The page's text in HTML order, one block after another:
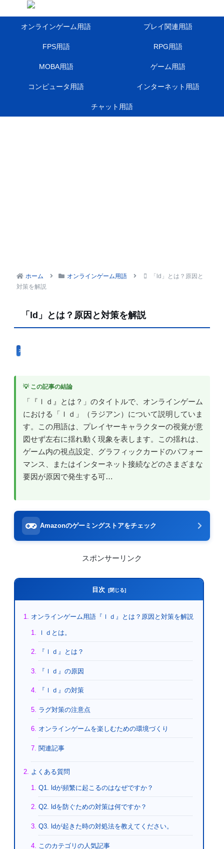
オンラインゲーム用語 プレイ関連用語
FPS用語 RPG用語
MOBA用語 ゲーム用語
コンピュータ用語 インターネット用語
チャット用語
ホーム オンラインゲーム用語
「ld」とは？原因と
対策を解説
「ld」とは？原因と対策を解説
オンラインゲーム用語
💡 この記事の結論
「『ｌｄ』とは？」のタイトルで、オンラインゲーム
における「ｌｄ」（ラジアン）について説明していま
す。この用語は、プレイヤーキャラクターの視覚が意
図せず左右に揺れ動く現象を表します。この揺れは、
ゲーム内の視点設定、グラフィックカードのパフォー
マンス、またはインターネット接続などのさまざまな
要因が原因で発生する可…
Amazonのゲーミングストアをチェック
スポンサーリンク
目次
オンラインゲーム用語『ｌｄ』とは？原因と対策を解説
ｌｄとは。
『ｌｄ』とは？
『ｌｄ』の原因
『ｌｄ』の対策
ラグ対策の注意点
オンラインゲームを楽しむための環境づくり
関連記事
よくある質問
Q1. ldが頻繁に起こるのはなぜですか？
Q2. ldを防ぐための対策は何ですか？
Q3. ldが起きた時の対処法を教えてください。
このカテゴリの人気記事